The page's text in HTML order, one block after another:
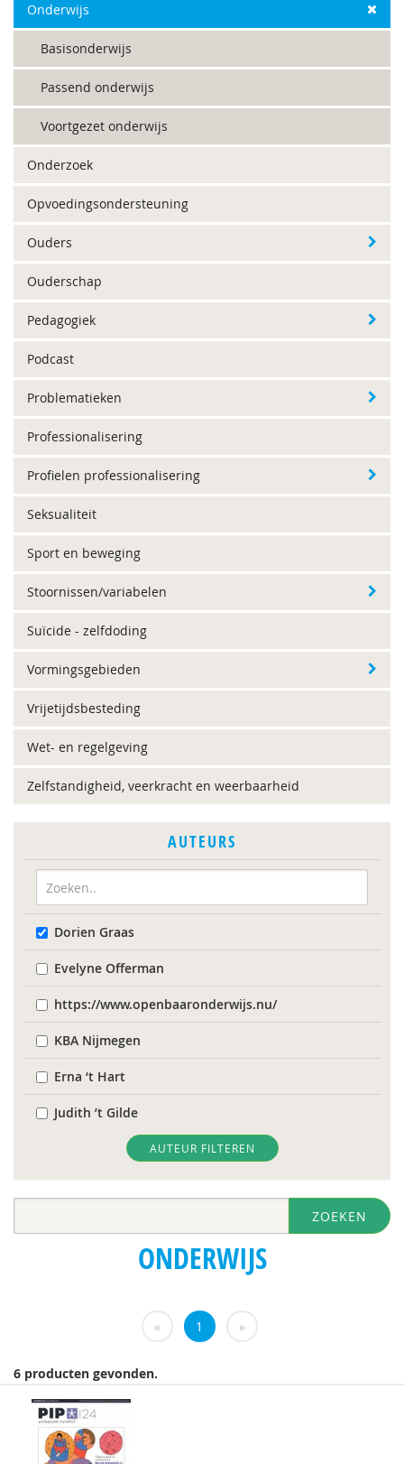
Onderwijs
Basisonderwijs
Passend onderwijs
Voortgezet onderwijs
Onderzoek
Opvoedingsondersteuning
Ouders
Ouderschap
Pedagogiek
Podcast
Problematieken
Professionalisering
Profielen professionalisering
Seksualiteit
Sport en beweging
Stoornissen/variabelen
Suïcide - zelfdoding
Vormingsgebieden
Vrijetijdsbesteding
Wet- en regelgeving
Zelfstandigheid, veerkracht en weerbaarheid
AUTEURS
Dorien Graas
Evelyne Offerman
https://www.openbaaronderwijs.nu/
KBA Nijmegen
Erna ‘t Hart
Judith ’t Gilde
Wilna A.J. Meijer
Sebastian Abdallah
Antonia Aelterman
Marlot Akkermans-Rutgers
Dagmar Alders
Astrid Altena
Loes van Amelsvoort
AUTEUR FILTEREN
ZOEKEN
ONDERWIJS
« 1 »
6 producten gevonden.